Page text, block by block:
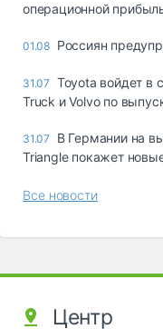
операционной
01.08 Россиян
31.07 Toyota войдет в
Truck и Volvo по
31.07
В Германии на
Triangle покажет
Все новости
Центр